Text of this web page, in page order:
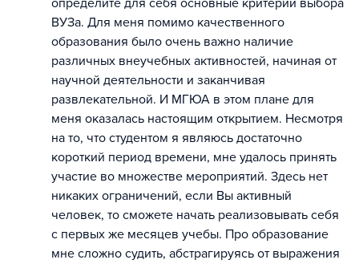
определите для себя основные критерии выбора
ВУЗа. Для меня помимо качественного
образования было очень важно наличие
различных внеучебных активностей, начиная от
научной деятельности и заканчивая
развлекательной. И МГЮА в этом плане для
меня оказалась настоящим открытием. Несмотря
на то, что студентом я являюсь достаточно
короткий период времени, мне удалось принять
участие во множестве мероприятий. Здесь нет
никаких ограничений, если Вы активный
человек, то сможете начать реализовывать себя
с первых же месяцев учебы. Про образование
мне сложно судить, абстрагируясь от выражения